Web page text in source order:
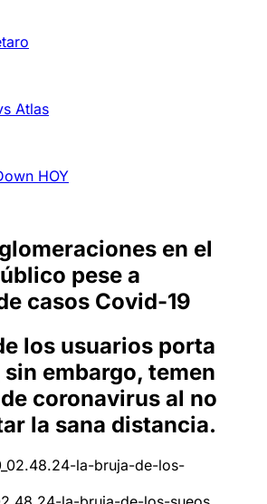
Atlas
HOY
en el
pese a
casos Covid-19
los usuarios porta
embargo, temen
coronavirus al no
la sana distancia.